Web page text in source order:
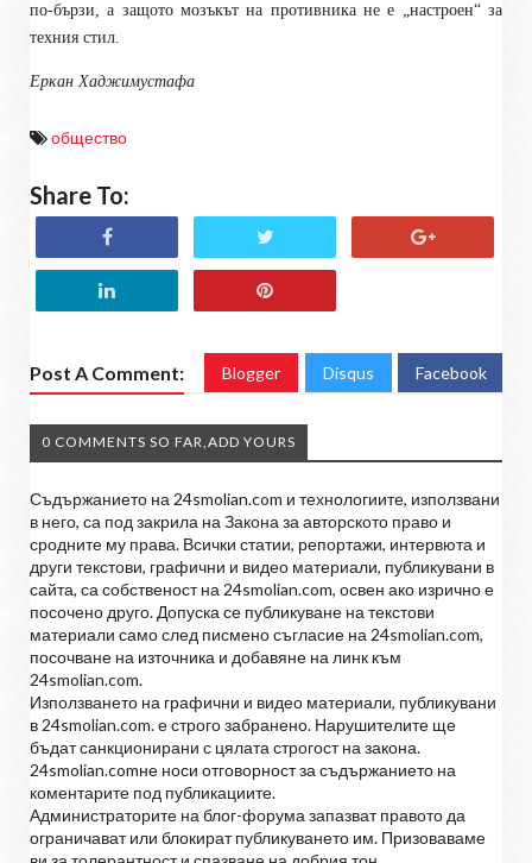
по-бързи, а защото мозъкът на противника не е „настроен“ за
техния стил.
Еркан Хаджимустафа
общество
Share To:
Post A Comment: Blogger Disqus Facebook
0 COMMENTS SO FAR,ADD YOURS
Съдържанието на 24smolian.com и технологиите, използвани
в него, са под закрила на Закона за авторското право и
сродните му права. Всички статии, репортажи, интервюта и
други текстови, графични и видео материали, публикувани в
сайта, са собственост на 24smolian.com, освен ако изрично е
посочено друго. Допуска се публикуване на текстови
материали само след писмено съгласие на 24smolian.com,
посочване на източника и добавяне на линк към
24smolian.com.
Използването на графични и видео материали, публикувани
в 24smolian.com. е строго забранено. Нарушителите ще
бъдат санкционирани с цялата строгост на закона.
24smolian.comне носи отговорност за съдържанието на
коментарите под публикациите.
Администраторите на блог-форума запазват правото да
ограничават или блокират публикуването им. Призоваваме